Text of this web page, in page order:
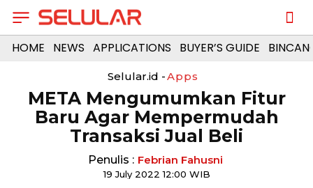
HOME NEWS APPLICATIONS BUYER’S GUIDE
Selular.id -Apps
META Mengumumkan Fitur
Baru Agar Mempermudah
Transaksi Jual Beli
Penulis : Febrian Fahusni
19 July 2022 12:00 WIB